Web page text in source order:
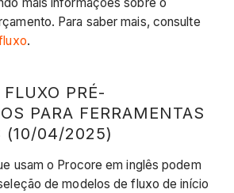
Para saber mais, consulte
.
PRÉ-
PARA FERRAMENTAS
(10/04/2025)
usam o Procore em inglês podem
de modelos de fluxo de início